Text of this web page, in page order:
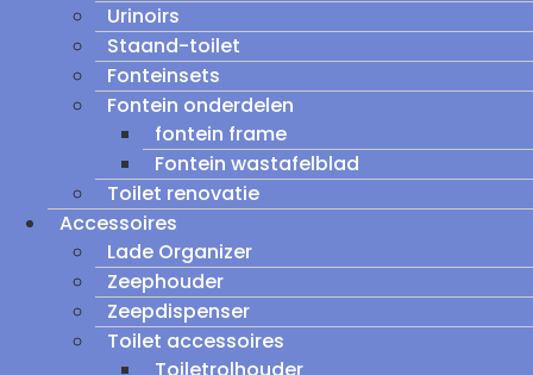
Urinoirs
Staand-toilet
Fonteinsets
Fontein onderdelen
fontein frame
Fontein wastafelblad
Toilet renovatie
Accessoires
Lade Organizer
Zeephouder
Zeepdispenser
Toilet accessoires
Toiletrolhouder